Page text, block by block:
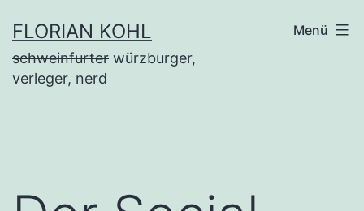
Inhalt
springen
FLORIAN KOHL
schweinfurter würzburger,
verleger, nerd
Menü